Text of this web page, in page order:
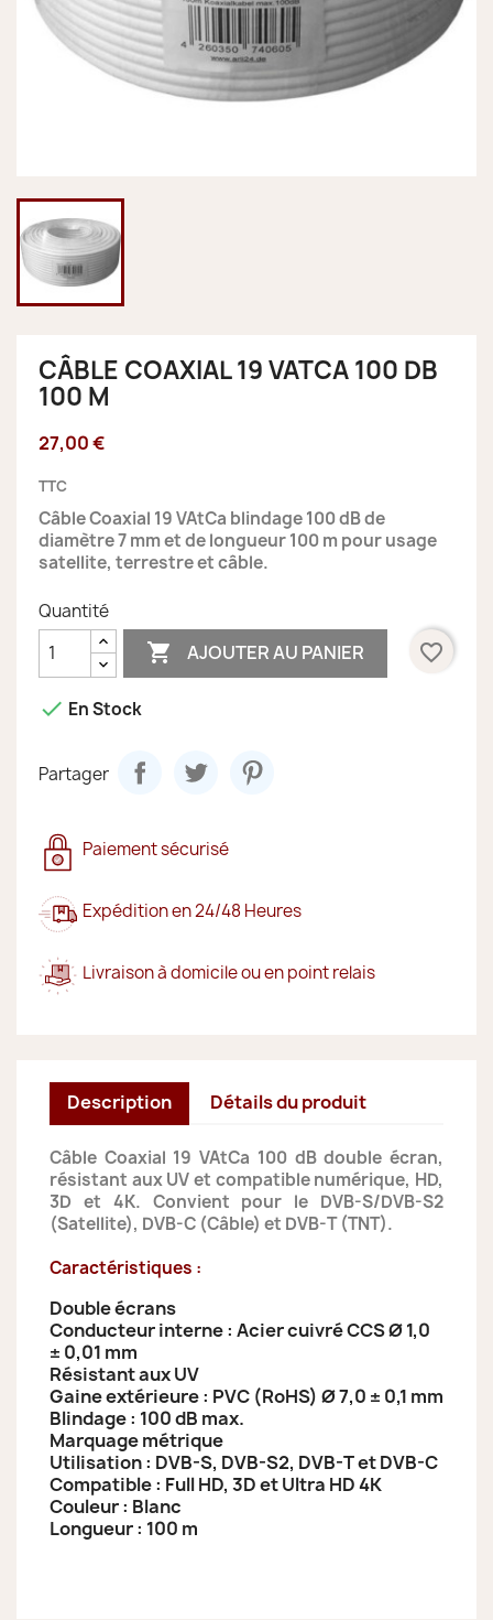
CÂBLE COAXIAL 19 VATCA 100 DB
100 M
27,00 €
TTC
Câble Coaxial 19 VAtCa blindage 100 dB de
diamètre 7 mm et de longueur 100 m pour usage
satellite, terrestre et câble.
Quantité
 AJOUTER AU PANIER favorite_border
 En Stock
Partager
Paiement sécurisé
Expédition en 24/48 Heures
Livraison à domicile ou en point relais
Description Détails du produit
Câble Coaxial 19 VAtCa 100 dB double écran,
résistant aux UV et compatible numérique, HD,
3D et 4K. Convient pour le DVB-S/DVB-S2
(Satellite), DVB-C (Câble) et DVB-T (TNT).
Caractéristiques :
Double écrans
Conducteur interne : Acier cuivré CCS Ø 1,0
± 0,01 mm
Résistant aux UV
Gaine extérieure : PVC (RoHS) Ø 7,0 ± 0,1 mm
Blindage : 100 dB max.
Marquage métrique
Utilisation : DVB-S, DVB-S2, DVB-T et DVB-C
Compatible : Full HD, 3D et Ultra HD 4K
Couleur : Blanc
Longueur : 100 m